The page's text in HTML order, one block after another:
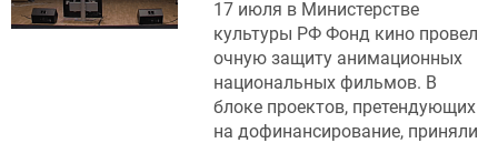
17 июля в Министерстве
культуры РФ Фонд кино провел
очную защиту анимационных
национальных фильмов. В
блоке проектов, претендующих
на дофинансирование, приняли